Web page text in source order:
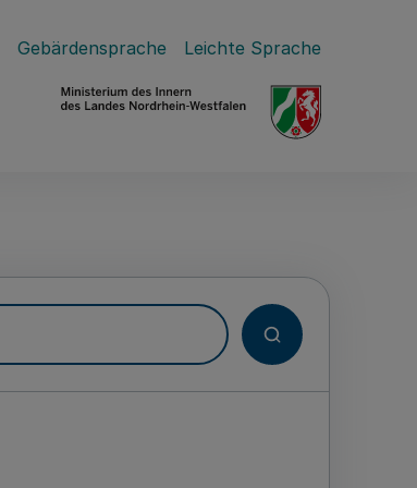
Gebärdensprache Leichte Sprache